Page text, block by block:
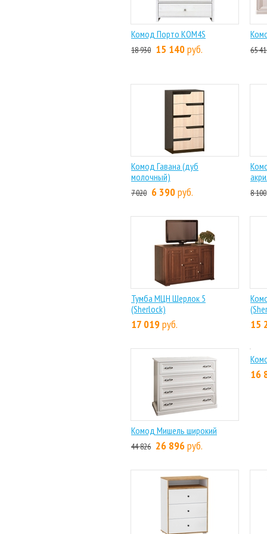
Комод Порто KOM4S
18 930 15 140руб. 65
Комод Гавана (дуб
молочный)
7 020 6 390руб. 8 100
Тумба МЦН Шерлок 5
(Sherlock)
17 019руб. 15
Комод Мишель широкий
44 826 26 896руб.